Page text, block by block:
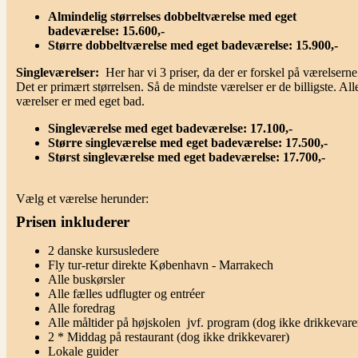
Almindelig størrelses dobbeltværelse med eget
badeværelse: 15.600,-
Større dobbeltværelse med eget badeværelse: 15.900,-
Singleværelser: Her har vi 3 priser, da der er forskel på
Det er primært størrelsen. Så de mindste værelser er de billigste.
værelser er med eget bad.
Singleværelse med eget badeværelse: 17.100,-
Større singleværelse med eget badeværelse: 17.500,-
Størst singleværelse med eget badeværelse: 17.700,-
Vælg et værelse herunder:
Prisen inkluderer
2 danske kursusledere
Fly tur-retur direkte København - Marrakech
Alle buskørsler
Alle fælles udflugter og entréer
Alle foredrag
Alle måltider på højskolen jvf. program (dog ikke
2 * Middag på restaurant (dog ikke drikkevarer)
Lokale guider